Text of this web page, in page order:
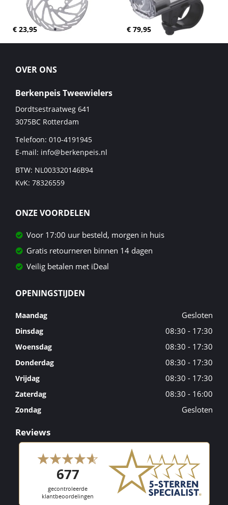
€ 23,95 € 79,95
OVER ONS
Berkenpeis Tweewielers
Dordtsestraatweg 641
3075BC Rotterdam
Telefoon: 010-4191945
E-mail: info@berkenpeis.nl
BTW: NL003320146B94
KvK: 78326559
ONZE VOORDELEN
Voor 17:00 uur besteld, morgen in huis
Gratis retourneren binnen 14 dagen
Veilig betalen met iDeal
OPENINGSTIJDEN
Maandag Gesloten
Dinsdag 08:30 - 17:30
Woensdag 08:30 - 17:30
Donderdag 08:30 - 17:30
Vrijdag 08:30 - 17:30
Zaterdag 08:30 - 16:00
Zondag Gesloten
Reviews